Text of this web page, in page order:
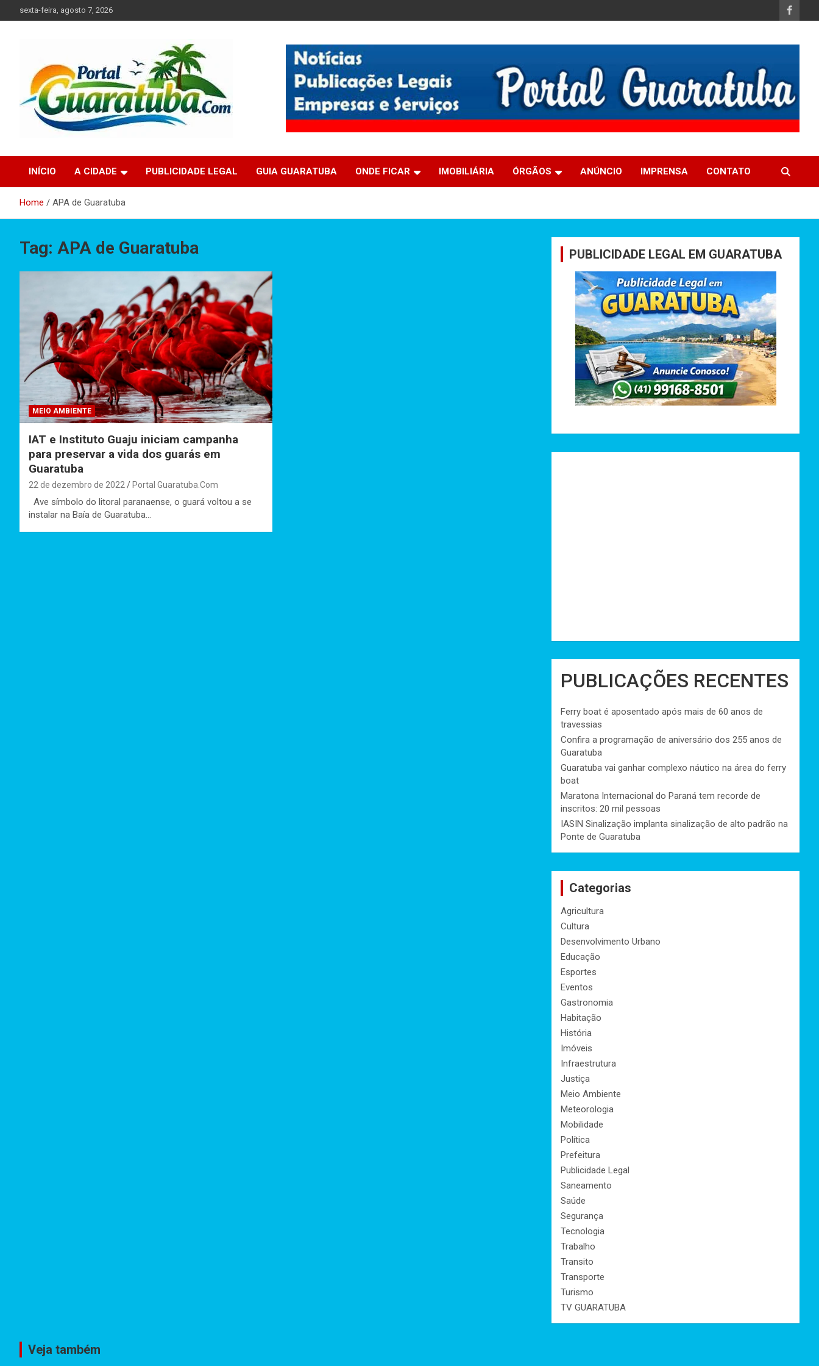
to
sexta-feira, agosto 7, 2026
Portal Guaratuba
INÍCIO A CIDADE PUBLICIDADE LEGAL GUIA GUARATUBA ONDE FICAR IMOBILIÁRIA ÓRGÃOS ANÚNCIO IMPRENSA CONTATO
Home APA de Guaratuba
Tag: APA de Guaratuba
MEIO AMBIENTE
IAT e Instituto Guaju iniciam campanha
para preservar a vida dos guarás em
Guaratuba
22 de dezembro de 2022 Portal Guaratuba.Com
Ave símbolo do litoral paranaense, o guará voltou a se
instalar na Baía de Guaratuba…
PUBLICIDADE LEGAL EM GUARATUBA
PUBLICAÇÕES RECENTES
Ferry boat é aposentado após mais de 60 anos de
travessias
Confira a programação de aniversário dos 255 anos de
Guaratuba
Guaratuba vai ganhar complexo náutico na área do ferry
boat
Maratona Internacional do Paraná tem recorde de
inscritos: 20 mil pessoas
IASIN Sinalização implanta sinalização de alto padrão na
Ponte de Guaratuba
Categorias
Agricultura
Cultura
Desenvolvimento Urbano
Educação
Esportes
Eventos
Gastronomia
Habitação
História
Imóveis
Infraestrutura
Justiça
Meio Ambiente
Meteorologia
Mobilidade
Política
Prefeitura
Publicidade Legal
Saneamento
Saúde
Segurança
Tecnologia
Trabalho
Transito
Transporte
Turismo
TV GUARATUBA
Veja também